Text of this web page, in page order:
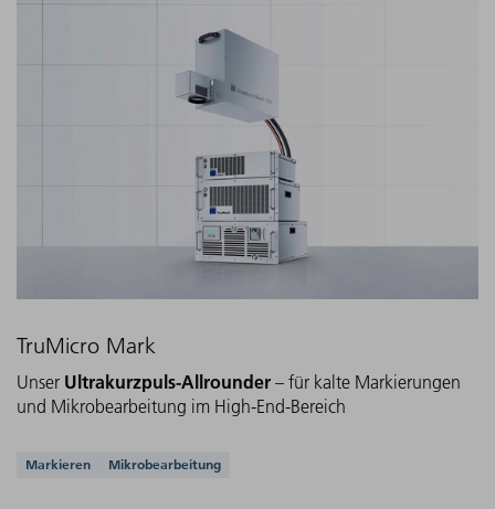
TruMicro Mark
Unser Ultrakurzpuls-Allrounder – für kalte Markierungen
und Mikrobearbeitung im High-End-Bereich
Unterstützte Anwendungen
Markieren Mikrobearbeitung